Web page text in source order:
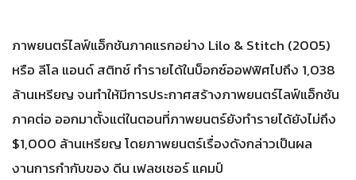
ภาพยนตร์ไลฟ์แอ็กชันภาคแรกอย่าง Lilo & Stitch (2005)
หรือ ลีโล แอนด์ สติทช์ ทำรายได้ในบ็อกซ์ออฟฟิศไปถึง 1,038
ล้านเหรียญ จนทำให้มีการประกาศสร้างภาพยนตร์ไลฟ์แอ็กชัน
ภาคต่อ ออกมาตั้งแต่ในตอนที่ภาพยนตร์ยังทำรายได้ยังไม่ถึง
$1,000 ล้านเหรียญ โดยภาพยนตร์เรื่องดังกล่าวเป็นผล
งานการกำกับของ ดีน เฟลชเชอร์ แคมป์